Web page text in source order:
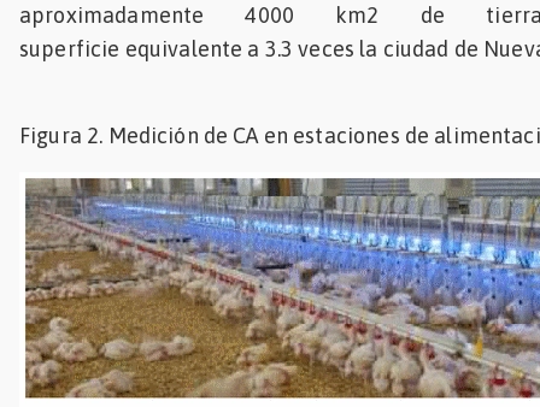
aproximadamente 4000 km2 de
superficie equivalente a 3.3 veces la ciudad de
Figura 2. Medición de CA en estaciones de